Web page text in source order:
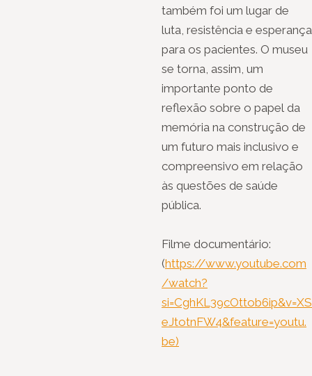
também foi um lugar de
luta, resistência e esperança
para os pacientes. O museu
se torna, assim, um
importante ponto de
reflexão sobre o papel da
memória na construção de
um futuro mais inclusivo e
compreensivo em relação
às questões de saúde
pública.
Filme documentário:
(https://www.youtube.com
/watch?
si=CghKL39cOttob6ip&v=XS
eJtotnFW4&feature=youtu.
be)